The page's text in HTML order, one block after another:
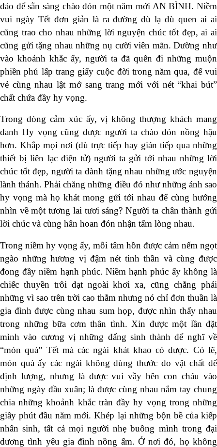
đáo để sẵn sàng chào đón một năm mới AN BÌNH. Niềm
vui ngày Tết đơn giản là ra đường dù lạ dù quen ai ai
cũng trao cho nhau những lời nguyện chúc tốt đẹp, ai ai
cũng gửi tặng nhau những nụ cười viên mãn. Dường như
vào khoảnh khắc ấy, người ta đã quên đi những muộn
phiền phủ lấp trang giấy cuộc đời trong năm qua, để vui
vẻ cùng nhau lật mở sang trang mới với nét “khai bút”
chất chứa đầy hy vọng.
Trong dòng cảm xúc ấy, vị không thượng khách mang
danh Hy vọng cũng được người ta chào đón nồng hậu
hơn. Khắp mọi nơi (dù trực tiếp hay gián tiếp qua những
thiết bị liên lạc điện tử) người ta gửi tới nhau những lời
chúc tốt đẹp, người ta dành tặng nhau những ước nguyện
lành thánh. Phải chăng những điều đó như những ánh sao
hy vọng mà họ khát mong gửi tới nhau để cùng hướng
nhìn về một tương lai tươi sáng? Người ta chân thành gửi
lời chúc và cùng hân hoan đón nhận tấm lòng nhau.
Trong niềm hy vọng ấy, mỗi tâm hồn được cảm nếm ngọt
ngào những hương vị đậm nét tinh thần và cùng được
đong đầy niềm hạnh phúc. Niềm hạnh phúc ấy không là
chiếc thuyền trôi dạt ngoài khơi xa, cũng chẳng phải
những vì sao trên trời cao thẳm nhưng nó chỉ đơn thuần là
gia đình được cùng nhau sum họp, được nhìn thấy nhau
trong những bữa cơm thân tình. Xin được một lần đặt
mình vào cương vị những đấng sinh thành để nghĩ về
“món quà” Tết mà các ngài khát khao có được. Có lẽ,
món quà ấy các ngài không dùng thước đo vật chất để
định lượng, nhưng là được vui vầy bên con cháu vào
những ngày đầu xuân; là được cùng nhau nắm tay chung
chia những khoảnh khắc tràn đầy hy vọng trong những
giây phút đầu năm mới. Khép lại những bộn bề của kiếp
nhân sinh, tất cả mọi người nhẹ buông mình trong đại
dương tình yêu gia đình nồng ấm. Ở nơi đó, họ không